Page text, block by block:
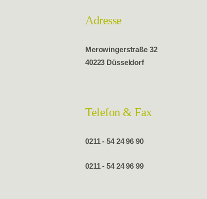
Adresse
Merowingerstraße 32
40223 Düsseldorf
Telefon & Fax
0211 - 54 24 96 90
0211 - 54 24 96 99